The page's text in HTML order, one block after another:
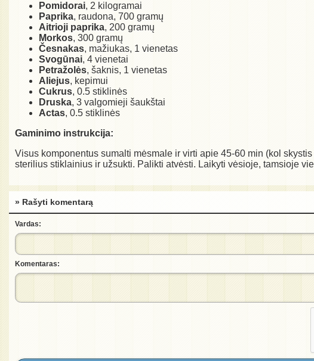
Pomidorai, 2 kilogramai
Paprika, raudona, 700 gramų
Aitrioji paprika, 200 gramų
Morkos, 300 gramų
Česnakas, mažiukas, 1 vienetas
Svogūnai, 4 vienetai
Petražolės, šaknis, 1 vienetas
Aliejus, kepimui
Cukrus, 0.5 stiklinės
Druska, 3 valgomieji šaukštai
Actas, 0.5 stiklinės
Gaminimo instrukcija:
Visus komponentus sumalti mėsmale ir virti apie 45-60 min (kol
sterilius stiklainius ir užsukti. Palikti atvėsti. Laikyti vėsioje, tamsioje
» Rašyti komentarą
Vardas:
Komentaras: